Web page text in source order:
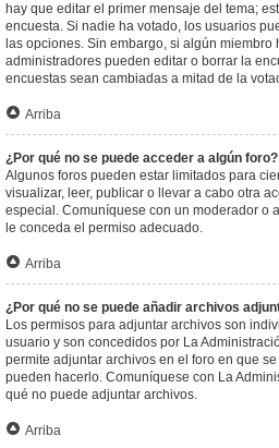
hay que editar el primer mensaje del tema;
encuesta. Si nadie ha votado, los usuarios
las opciones. Sin embargo, si algún
administradores pueden editar o borrar la
encuestas sean cambiadas a mitad de la
Arriba
¿Por qué no se puede acceder a algún foro?
Algunos foros pueden estar limitados para
visualizar, leer, publicar o llevar a cabo otra
especial. Comuníquese con un moderador o
le conceda el permiso adecuado.
Arriba
¿Por qué no se puede añadir archivos
Los permisos para adjuntar archivos son
usuario y son concedidos por La
permite adjuntar archivos en el foro en que
pueden hacerlo. Comuníquese con La
qué no puede adjuntar archivos.
Arriba